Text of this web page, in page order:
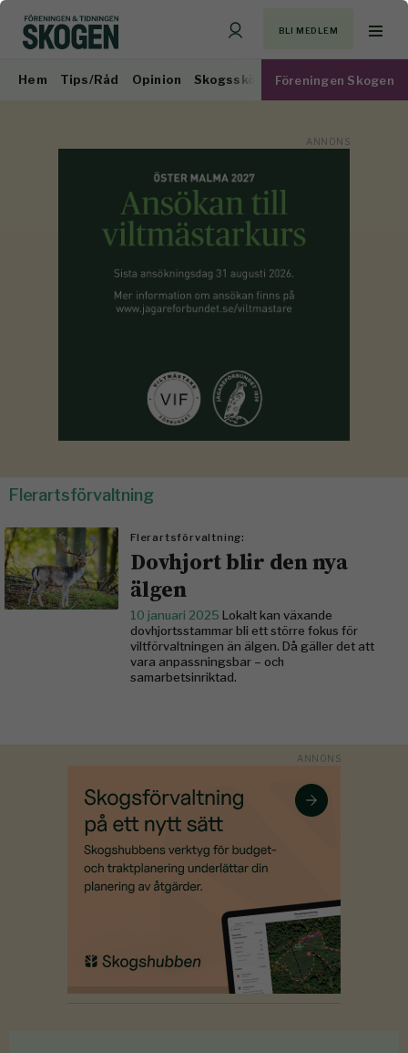
BLI MEDLEM
Hem Tips/Råd Opinion Skogsskötsel Virkesmarknad
Föreningen Skogen
Flerartsförvaltning
Flerartsförvaltning:
Dovhjort blir den nya
älgen
10 januari 2025 Lokalt kan växande
dovhjortsstammar bli ett större fokus för
viltförvaltningen än älgen. Då gäller det att
vara anpassningsbar – och
samarbetsinriktad.